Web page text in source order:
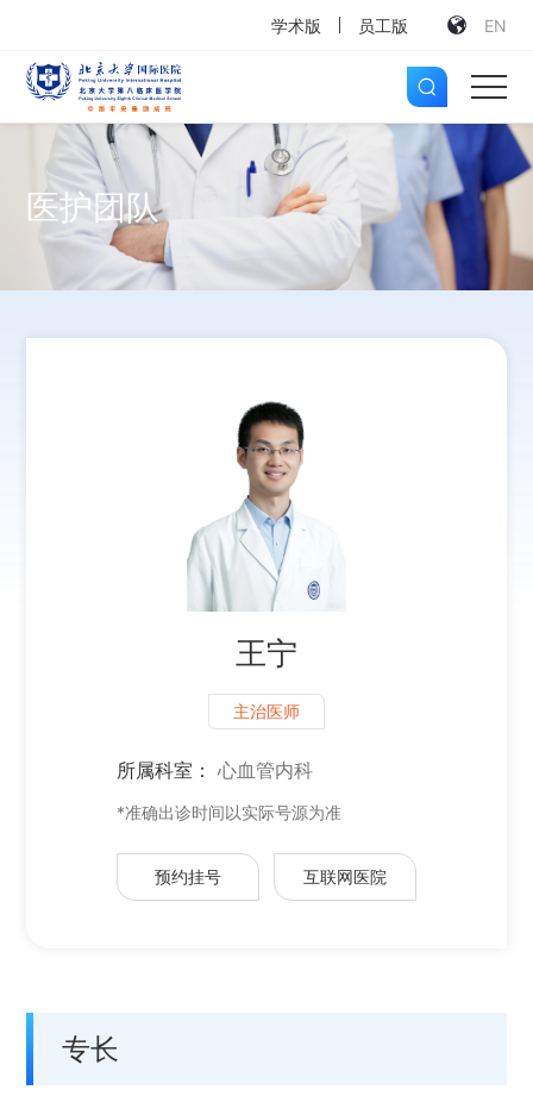
学术版 员工版 EN
医护团队
王宁
主治医师
所属科室： 心血管内科
*准确出诊时间以实际号源为准
预约挂号 互联网医院
专长